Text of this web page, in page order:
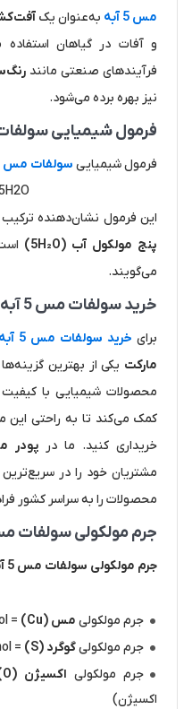
مس 5 آبه
به‌عنوان یک
و آفات در گیاهان استفاده
فرآیندهای صنعتی مانند
نیز بهره برده می‌شود.
فرمول شیمیایی سولفات
فرمول شیمیایی سولفات مس 5 آبه
H2O
این فرمول نشان‌دهنده ترکیب
پنج مولکول آب (5H₂O)
می‌گویند.
خرید سولفات مس 5 آبه از پودر مارکت
برای خرید سولفات مس 5 آبه
مارکت یکی از بهترین
محصولات شیمیایی با کیفیت
کمک می‌کند تا به راحتی
خریداری کنید. ما در پودر
مشتریان خود را در
محصولات را به سراسر کشور
جرم مولکولی سولفات مس 5
جرم مولکولی سولفات مس 5 آبه
جرم مولکولی مس (Cu)
= 63.55 g/mol
جرم مولکولیگوگرد (S)
= 32.07 g/mol
جرم مولکولی اکسیژن (O)
اکسیژن)